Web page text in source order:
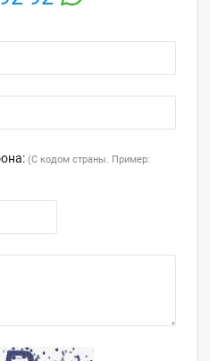
(С кодом страны. Пример: